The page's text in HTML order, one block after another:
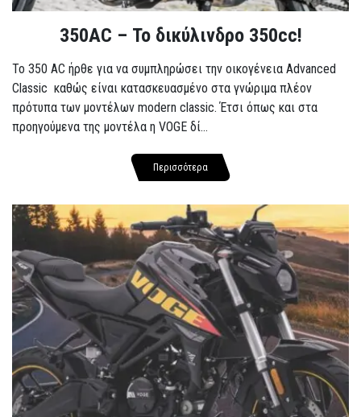
350AC – Το δικύλινδρο 350cc!
To 350 AC ήρθε για να συμπληρώσει την οικογένεια Advanced
Classic καθώς είναι κατασκευασμένο στα γνώριμα πλέον
πρότυπα των μοντέλων modern classic. Έτσι όπως και στα
προηγούμενα της μοντέλα η VOGE δί...
Περισσότερα